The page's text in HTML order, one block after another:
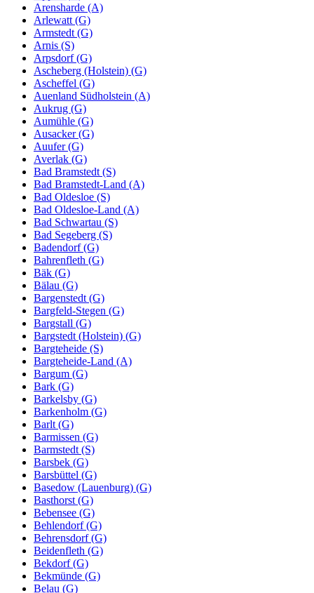
Arensharde (A)
Arlewatt (G)
Armstedt (G)
Arnis (S)
Arpsdorf (G)
Ascheberg (Holstein) (G)
Ascheffel (G)
Auenland Südholstein (A)
Aukrug (G)
Aumühle (G)
Ausacker (G)
Auufer (G)
Averlak (G)
Bad Bramstedt (S)
Bad Bramstedt-Land (A)
Bad Oldesloe (S)
Bad Oldesloe-Land (A)
Bad Schwartau (S)
Bad Segeberg (S)
Badendorf (G)
Bahrenfleth (G)
Bäk (G)
Bälau (G)
Bargenstedt (G)
Bargfeld-Stegen (G)
Bargstall (G)
Bargstedt (Holstein) (G)
Bargteheide (S)
Bargteheide-Land (A)
Bargum (G)
Bark (G)
Barkelsby (G)
Barkenholm (G)
Barlt (G)
Barmissen (G)
Barmstedt (S)
Barsbek (G)
Barsbüttel (G)
Basedow (Lauenburg) (G)
Basthorst (G)
Bebensee (G)
Behlendorf (G)
Behrensdorf (G)
Beidenfleth (G)
Bekdorf (G)
Bekmünde (G)
Belau (G)